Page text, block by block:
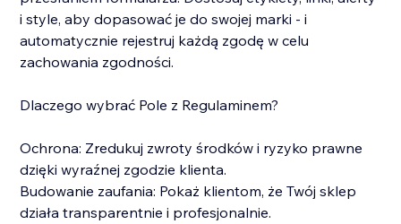
i style, aby dopasować je do swojej marki - i
automatycznie rejestruj każdą zgodę w celu
zachowania zgodności.
Dlaczego wybrać Pole z Regulaminem?
Ochrona: Zredukuj zwroty środków i ryzyko prawne
dzięki wyraźnej zgodzie klienta.
Budowanie zaufania: Pokaż klientom, że Twój sklep
działa transparentnie i profesjonalnie.